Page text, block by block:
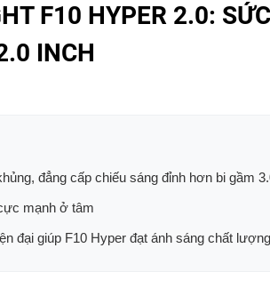
F10 HYPER 2.0:
INCH
đẳng cấp chiếu sáng đỉnh hơn bi gầm
mạnh ở tâm
đại giúp F10 Hyper đạt ánh sáng chất lượng